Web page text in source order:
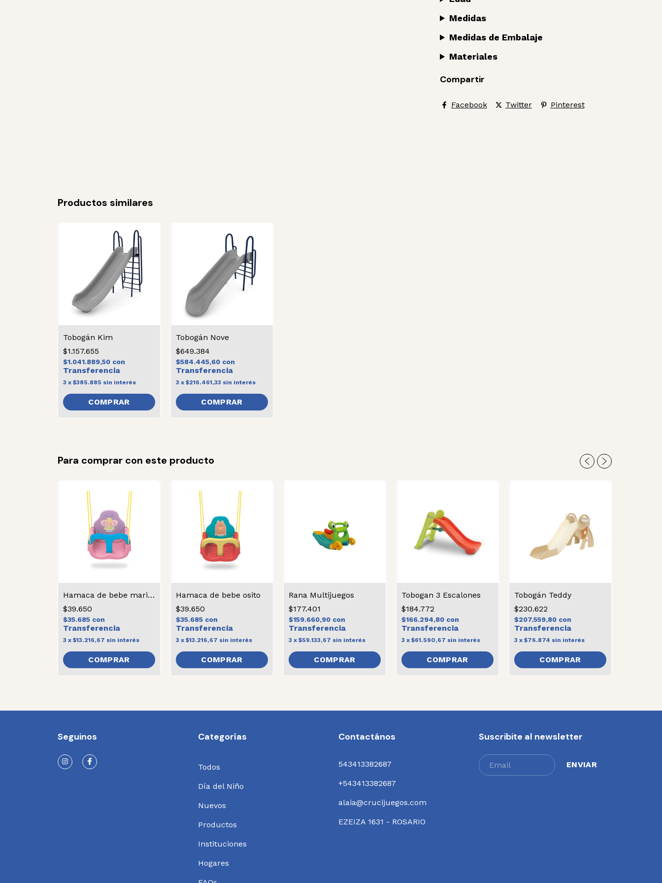
Medidas
Medidas de Embalaje
Materiales
Compartir
Facebook Twitter Pinterest
Productos similares
Tobogán Kim
$1.157.655
$1.041.889,50 con
3 x $385.885 sin interés
COMPRAR
Tobogán Nove
$649.384
$584.445,60 con
3 x $216.461,33 sin interés
COMPRAR
Para comprar con este producto
Hamaca de bebe mariposa
$39.650
$35.685 con
3 x $13.216,67 sin interés
Hamaca de bebe osito
$39.650
$35.685 con
3 x $13.216,67 sin interés
Rana Multijuegos
$177.401
$159.660,90 con
3 x $59.133,67 sin interés
Tobogan 3 Escalones
$184.772
$166.294,80 con
3 x $61.590,67 sin interés
Tobogán Teddy
$230.622
$207.559,80 con
3 x $76.874 sin interés
Seguinos Categorías
Todos
Día del Niño
Nuevos
Productos
Instituciones
Hogares
Contactános
543413382687
+543413382687
alaia@crucijuegos.com
EZEIZA 1631 - ROSARIO
Suscribite al newsletter